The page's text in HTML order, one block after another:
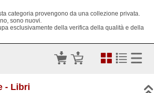
categoria provengono da una collezione privata.
sono nuovi.
esclusivamente della verifica della qualità e della
- Libri